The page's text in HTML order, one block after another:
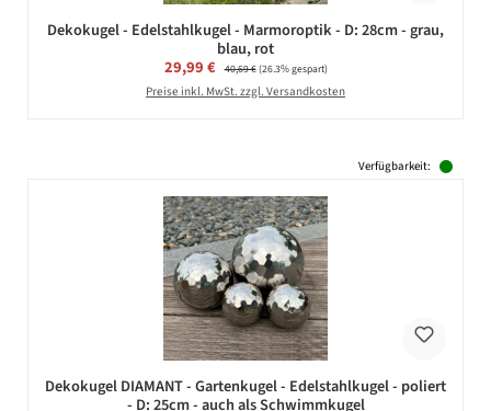
Dekokugel - Edelstahlkugel - Marmoroptik - D: 28cm - grau,
blau, rot
Verkaufspreis:
29,99 € Regulärer Preis:
40,69 €(26.3% gespart)
Preise inkl. MwSt. zzgl. Versandkosten
Verfügbarkeit:
Dekokugel DIAMANT - Gartenkugel - Edelstahlkugel - poliert
- D: 25cm - auch als Schwimmkugel